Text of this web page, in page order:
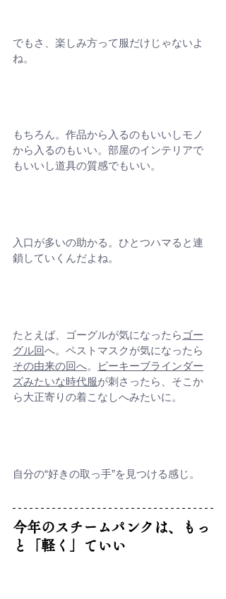
でもさ、楽しみ方って服だけじゃないよ
ね。
もちろん。作品から入るのもいいしモノ
から入るのもいい。部屋のインテリアで
もいいし道具の質感でもいい。
入口が多いの助かる。ひとつハマると連
鎖していくんだよね。
たとえば、ゴーグルが気になったら ゴー
グル回へ。ペストマスクが気になったら
その由来の回へ。
ピーキーブラインダー
ズみたいな時代服が刺さったら、そこか
ら大正寄りの着こなしへみたいに。
自分の“好きの取っ手”を見つける感じ。
今年のスチームパンクは、もっ
と「軽く」ていい